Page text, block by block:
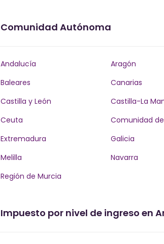
Comunidad Autónoma
Andalucía Aragón
Baleares
Canarias
Castilla y León
Castilla-La
Ceuta
Comunidad
Extremadura
Galicia
Melilla
Navarra
Región de Murcia
Impuesto por nivel de ingreso en